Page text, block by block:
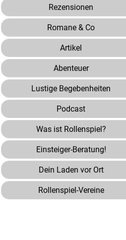
Rezensionen
Romane & Co
Artikel
Abenteuer
Lustige Begebenheiten
Podcast
Was ist Rollenspiel?
Einsteiger-Beratung!
Dein Laden vor Ort
Rollenspiel-Vereine